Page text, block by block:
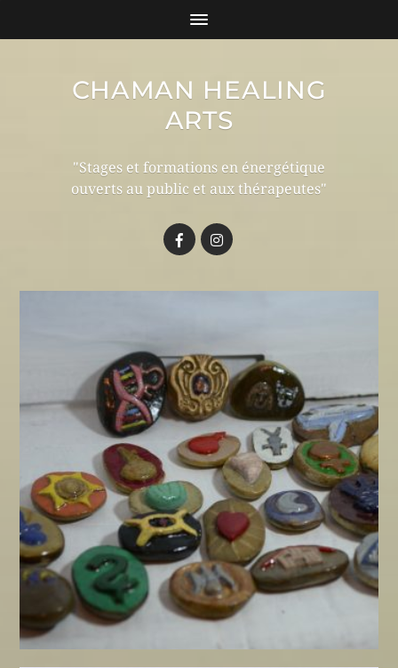
CHAMAN HEALING
ARTS
"Stages et formations en énergétique
ouverts au public et aux thérapeutes"